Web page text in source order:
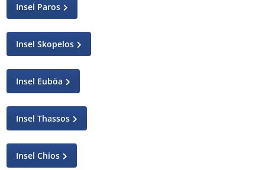
Insel Paros
Insel Skopelos
Insel Euböa
Insel Thassos
Insel Chios